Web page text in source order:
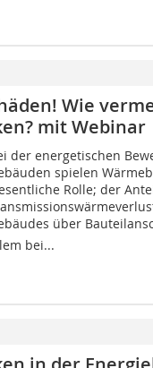
Wie
mit Webinar
der energetischen
spielen
Rolle; der
über
bei...